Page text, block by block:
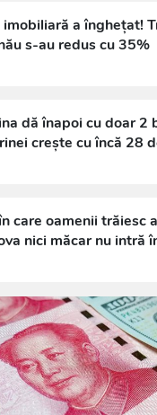
imobiliară a înghețat!
s-au redus cu 35%
dă înapoi cu doar 2
crește cu încă 28
care oamenii trăiesc
nici măcar nu intră